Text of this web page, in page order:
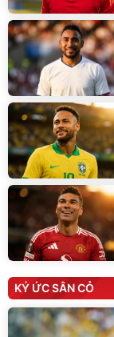
KÝ ỨC SÂN CỎ